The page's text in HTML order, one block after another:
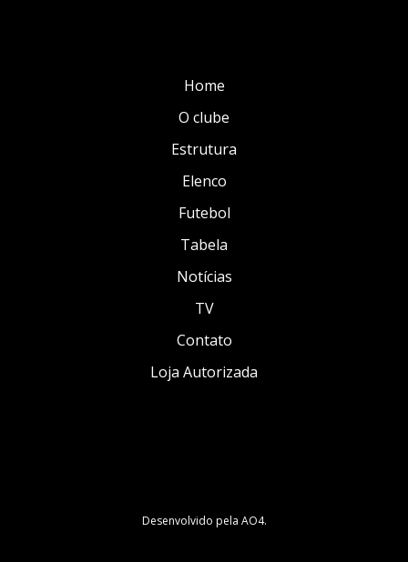
Home
O clube
Estrutura
Elenco
Futebol
Tabela
Notícias
TV
Contato
Loja Autorizada
Desenvolvido pela AO4.